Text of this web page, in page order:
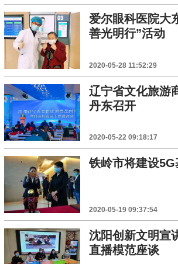
爱尔眼科医院大
善光明行”活动
2020-05-28 11:52:29
辽宁省文化旅游
丹东召开
2020-05-22 09:18:17
铁岭市将建设
2020-05-19 09:37:54
沈阳创新文明宣
直播模范座谈